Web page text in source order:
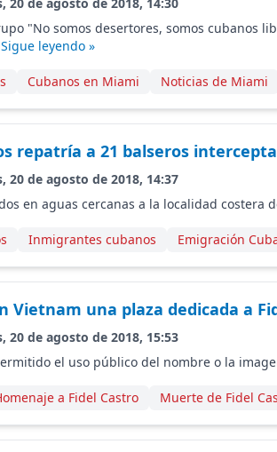
"No somos desertores, somos cubanos
Sigue leyendo »
Cubanos en Miami Noticias de Miami
repatría a 21 balseros
20 de agosto de 2018, 14:37
en aguas cercanas a la localidad costera
Inmigrantes cubanos Emigración
Vietnam una plaza dedicada a
20 de agosto de 2018, 15:53
el uso público del nombre o la
a Fidel Castro Muerte de Fidel